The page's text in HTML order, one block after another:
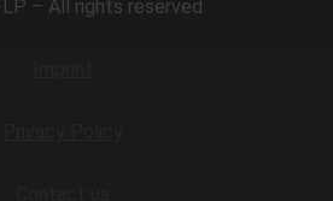
– All rights reserved